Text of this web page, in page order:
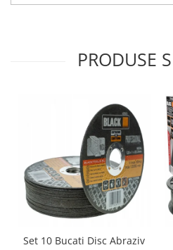
PRODUSE
Set 10 Bucati Disc Abraziv